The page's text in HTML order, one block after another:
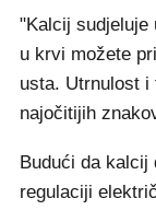
"Kalcij sudjeluje
u krvi možete
usta. Utrnulost i
najočitijih
Budući da kalcij
regulaciji